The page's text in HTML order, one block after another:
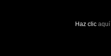
Haz clic aquí